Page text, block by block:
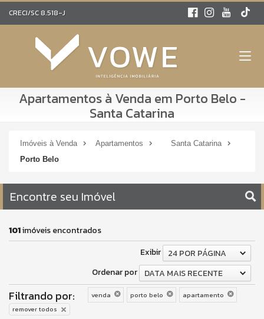
CRECI/SC 8.518-J
Apartamentos à Venda em Porto Belo -
Santa Catarina
Imóveis à Venda Apartamentos
Santa Catarina
Porto Belo
Encontre seu Imóvel
101imóveis encontrados
Exibir
24 POR PÁGINA
Ordenar por
DATA MAIS RECENTE
Filtrando por: venda porto belo
apartamento
remover todos